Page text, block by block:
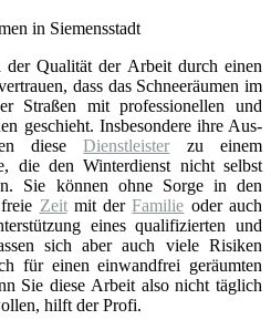
Qualität der Arbeit durch einen
dass das Schneeräumen im
Straßen mit professionellen und
geschieht. Insbesondere ihre Aus-
dieseDienstleister zu einem
die den Winterdienst nicht selbst
Sie können ohne Sorge in den
Zeitmit derFamilie oder auch
eines qualifizierten und
sich aber auch viele Risiken
für einen einwandfrei geräumten
Sie diese Arbeit also nicht täglich
hilft der Profi.